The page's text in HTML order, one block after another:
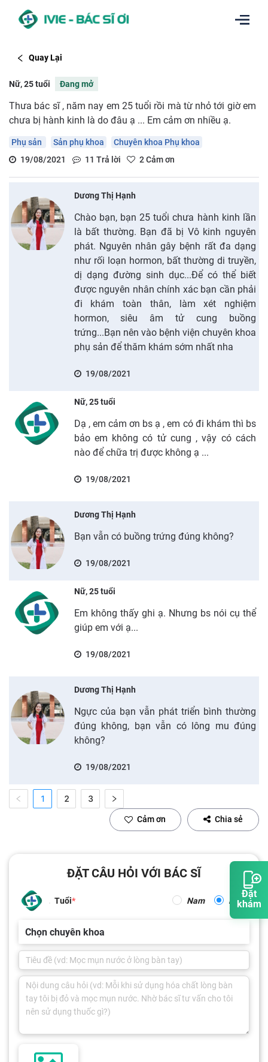
Đặt
khám
Quay Lại
Nữ, 25 tuổi Đang mở
Thưa bác sĩ , năm nay em 25 tuổi rồi mà từ nhỏ tới giờ em
chưa bị hành kinh là do đâu ạ ... Em cảm ơn nhiều ạ.
Phụ sản Sản phụ khoa
Chuyên khoa Phụ khoa
19/08/2021
11 Trả lời 2Cảm ơn
Dương Thị Hạnh
Chào bạn, bạn 25 tuổi chưa hành kinh lần
là bất thường. Bạn đã bị Vô kinh nguyên
phát. Nguyên nhân gây bệnh rất đa dạng
như rối loạn hormon, bất thường di truyền,
dị dạng đường sinh dục...Để có thể biết
được nguyên nhân chính xác bạn cần phải
đi khám toàn thân, làm xét nghiệm
hormon, siêu âm tử cung buồng
trứng...Bạn nên vào bệnh viện chuyên khoa
phụ sản để thăm khám sớm nhất nha
19/08/2021
Nữ, 25 tuổi
Dạ , em cảm ơn bs ạ , em có đi khám thì bs
bảo em không có tử cung , vậy có cách
nào để chữa trị được không ạ ...
19/08/2021
Dương Thị Hạnh
Bạn vẫn có buồng trứng đúng không?
19/08/2021
Nữ, 25 tuổi
Em không thấy ghi ạ. Nhưng bs nói cụ thể
giúp em với ạ...
19/08/2021
Dương Thị Hạnh
Ngực của bạn vẫn phát triển bình thường
đúng không, bạn vẫn có lông mu đúng
không?
19/08/2021
1 2 3
Cảm ơn Chia sẻ
ĐẶT CÂU HỎI VỚI BÁC SĨ
Tuổi Nam Nữ
Chọn chuyên khoa